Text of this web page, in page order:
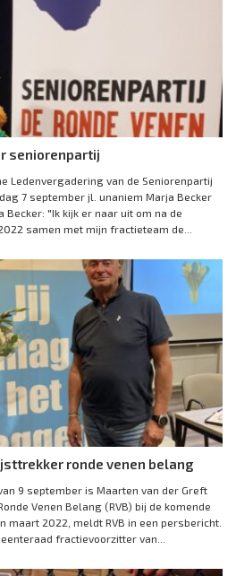
seniorenpartij
Ledenvergadering van de Seniorenpartij
7 september jl. unaniem Marja Becker
"Ik kijk er naar uit om na de
samen met mijn fractieteam de...
ronde venen belang
9 september is Maarten van der Greft
Venen Belang (RVB) bij de komende
maart 2022, meldt RVB in een persbericht.
fractievoorzitter van...